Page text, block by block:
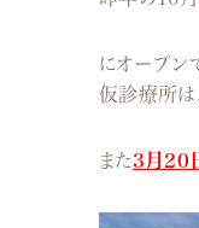
にオープン
仮診療所は
また3月20